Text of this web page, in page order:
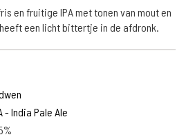
en fruitige IPA met tonen van mout en
een licht bittertje in de afdronk.
- India Pale Ale